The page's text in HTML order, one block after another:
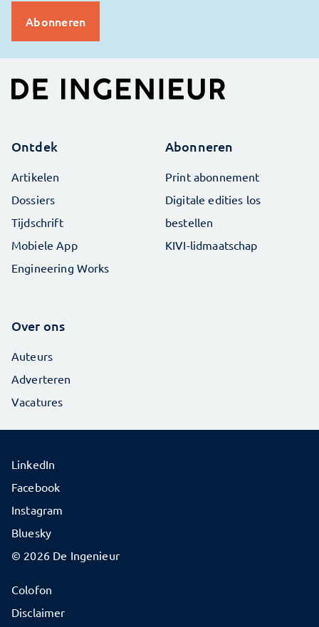
Ontdek
Artikelen
Dossiers
Tijdschrift
Mobiele App
Engineering Works
Abonneren
Print abonnement
Digitale edities los
bestellen
KIVI-lidmaatschap
Over ons
Auteurs
Adverteren
Vacatures
© 2026 De Ingenieur
Colofon
Disclaimer
LinkedIn
Facebook
Instagram
Bluesky